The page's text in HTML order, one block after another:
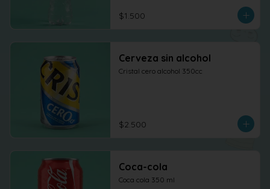
$1.500
Cerveza sin alcohol
Cristal cero alcohol 350cc
$2.500
Coca-cola
Coca cola 350 ml